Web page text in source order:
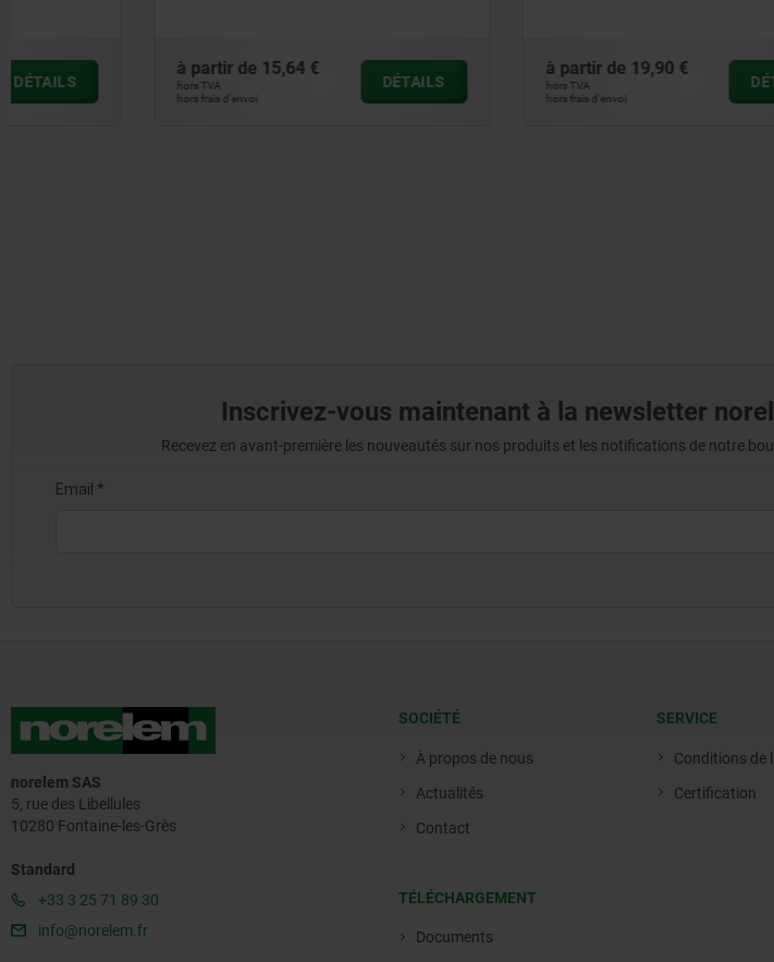
à partir de
hors TVA
hors frais d’envoi
DÉTAILS
à partir de
hors TVA
hors frais d’envoi
DÉTAILS
Inscrivez-vous maintenant à la newsletter
Recevez en avant-première les nouveautés sur nos produits et les notifications de notre
norelem SAS
5, rue des Libellules
10280 Fontaine-les-Grès
Standard
+33 3 25 71 89 30
info@norelem.fr
SOCIÉTÉ
À propos de nous
Actualités
Contact
TÉLÉCHARGEMENT
Documents
SERVICE
Conditions de
Certification